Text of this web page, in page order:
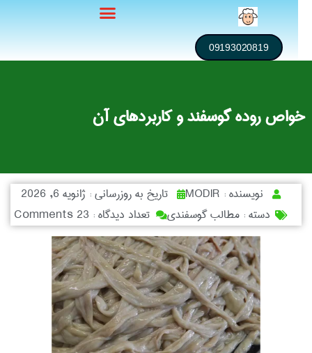
09193020819
روده گوسفند و کاربردهای آن
نویسنده :MODIR تاریخ به روزرسانی :ژانویه 6, 2026
دسته :مطالب گوسفندی تعداد دیدگاه :23 Comments